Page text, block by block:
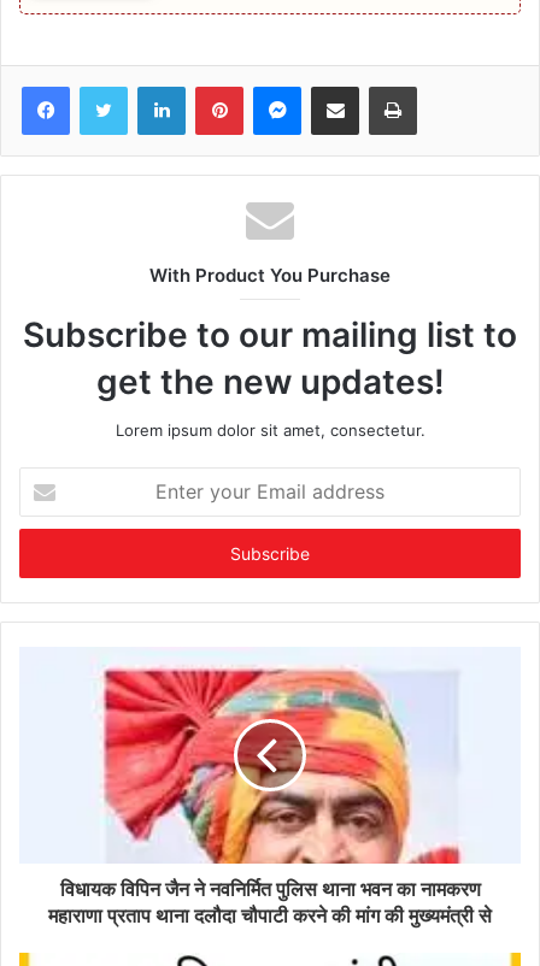
FacebookTwitter LinkedInPinterestMessenger
Share via Email Print
With Product You Purchase
Subscribe to our mailing list to
get the new updates!
Lorem ipsum dolor sit amet, consectetur.
your
Email
विधायक विपिन जैन ने नवनिर्मित पुलिस थाना भवन का नामकरण
महाराणा प्रताप थाना दलौदा चौपाटी करने की मांग की मुख्यमंत्री से